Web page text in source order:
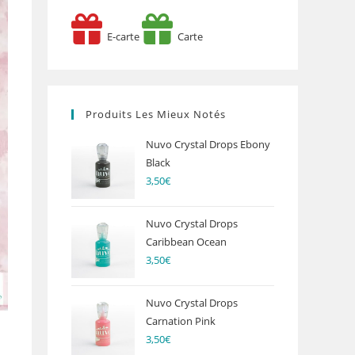
E-carte Carte
Produits Les Mieux Notés
Nuvo Crystal Drops Ebony
Black
3,50€
Nuvo Crystal Drops
Caribbean Ocean
3,50€
Nuvo Crystal Drops
Carnation Pink
3,50€